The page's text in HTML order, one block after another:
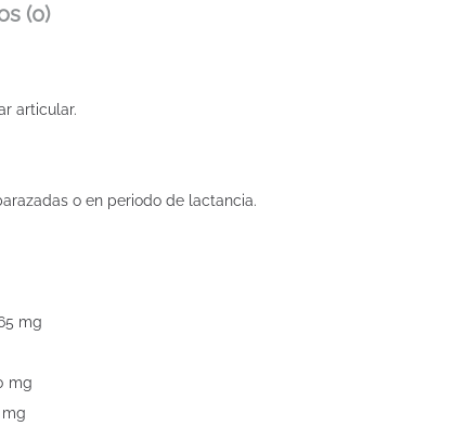
(0)
articular.
o en periodo de lactancia.
mg
mg
mg